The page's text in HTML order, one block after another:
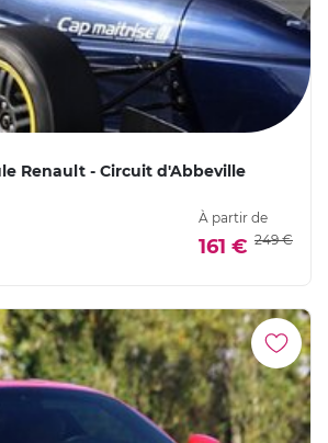
Renault - Circuit d'Abbeville
À partir de
161 € 249 €